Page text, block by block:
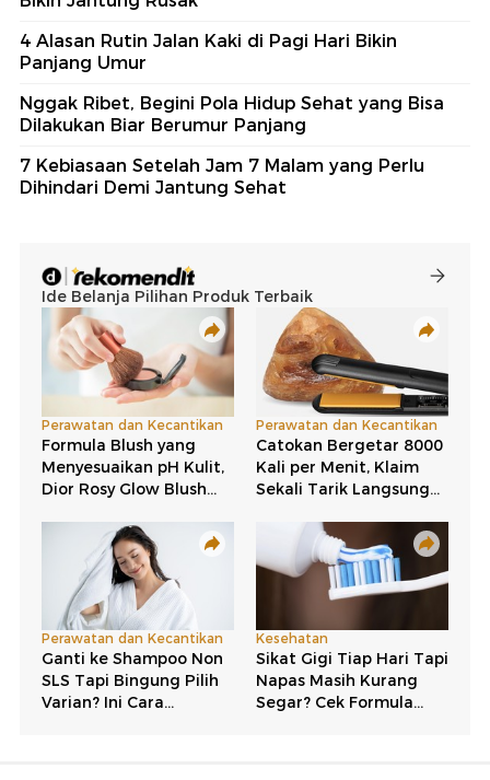
4 Alasan Rutin Jalan Kaki di Pagi Hari Bikin
Panjang Umur
Nggak Ribet, Begini Pola Hidup Sehat yang Bisa
Dilakukan Biar Berumur Panjang
7 Kebiasaan Setelah Jam 7 Malam yang Perlu
Dihindari Demi Jantung Sehat